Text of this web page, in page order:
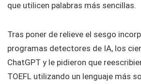
que utilicen palabras más sencillas.
Tras poner de relieve el sesgo
programas detectores de IA, los
ChatGPT y le pidieron que
TOEFL utilizando un lenguaje más